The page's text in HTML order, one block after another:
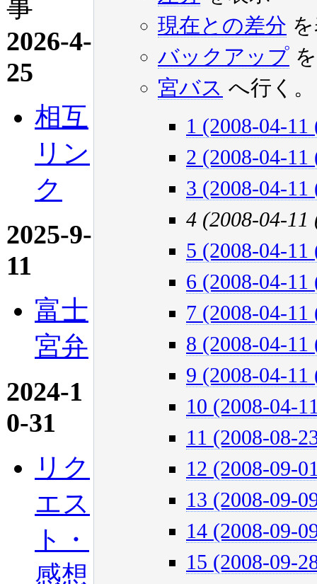
事
2026-4-
25
相互
リン
ク
2025-9-
11
富士
宮弁
2024-1
0-31
リク
エス
ト・
感想
現在との差分
バックアップ
宮バス へ行く。
1 (2008-04-
2 (2008-04-
3 (2008-04-
4 (2008-04-
5 (2008-04-
6 (2008-04-
7 (2008-04-
8 (2008-04-
9 (2008-04-
10 (2008-04-
11 (2008-08-
12 (2008-09-
13 (2008-09-
14 (2008-09-
15 (2008-09-